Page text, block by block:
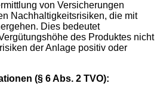
von Versicherungen
Nachhaltigkeitsrisiken, die mit
Dies bedeutet
des Produktes nicht
der Anlage positiv oder
(§ 6 Abs. 2 TVO):